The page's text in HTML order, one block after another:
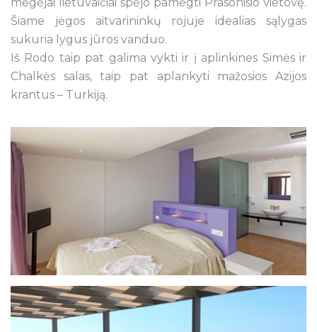
Šiame jėgos aitvarininkų rojuje idealias sąlygas
sukuria lygus jūros vanduo.
Iš Rodo taip pat galima vykti ir į aplinkines Simės ir
Chalkės salas, taip pat aplankyti mažosios Azijos
krantus – Turkiją.